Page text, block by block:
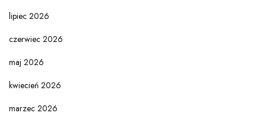
lipiec 2026
czerwiec 2026
maj 2026
kwiecień 2026
marzec 2026